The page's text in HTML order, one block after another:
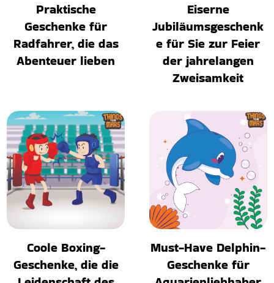
Praktische
Geschenke für
Radfahrer, die das
Abenteuer lieben
Eiserne
Jubiläumsgeschenk
e für Sie zur Feier
der jahrelangen
Zweisamkeit
Coole Boxing-
Geschenke, die die
Must-Have Delphin-
Geschenke für